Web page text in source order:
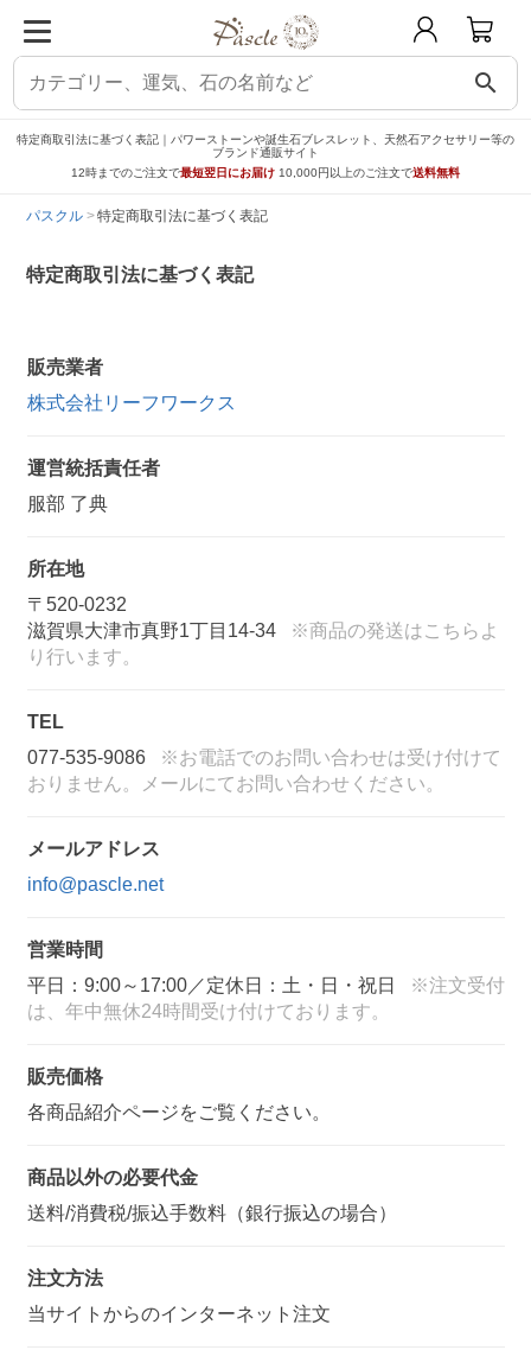
search
特定商取引法に基づく表記｜パワーストーンや誕生石ブレスレット、天然石アクセサリー等の
ブランド通販サイト
12時までのご注文で最短翌日にお届け 10,000円以上のご注文で送料無料
パスクル 特定商取引法に基づく表記
特定商取引法に基づく表記
販売業者
株式会社リーフワークス
運営統括責任者
服部 了典
所在地
〒520-0232
滋賀県大津市真野1丁目14-34
※商品の発送はこちらよ
り行います。
TEL
077-535-9086
※お電話でのお問い合わせは受け付けて
おりません。メールにてお問い合わせください。
メールアドレス
info@pascle.net
営業時間
平日：9:00～17:00／定休日：土・日・祝日
※注文受付
は、年中無休24時間受け付けております。
販売価格
各商品紹介ページをご覧ください。
商品以外の必要代金
送料/消費税/振込手数料（銀行振込の場合）
注文方法
当サイトからのインターネット注文